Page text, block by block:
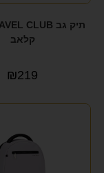
קלאב
₪219